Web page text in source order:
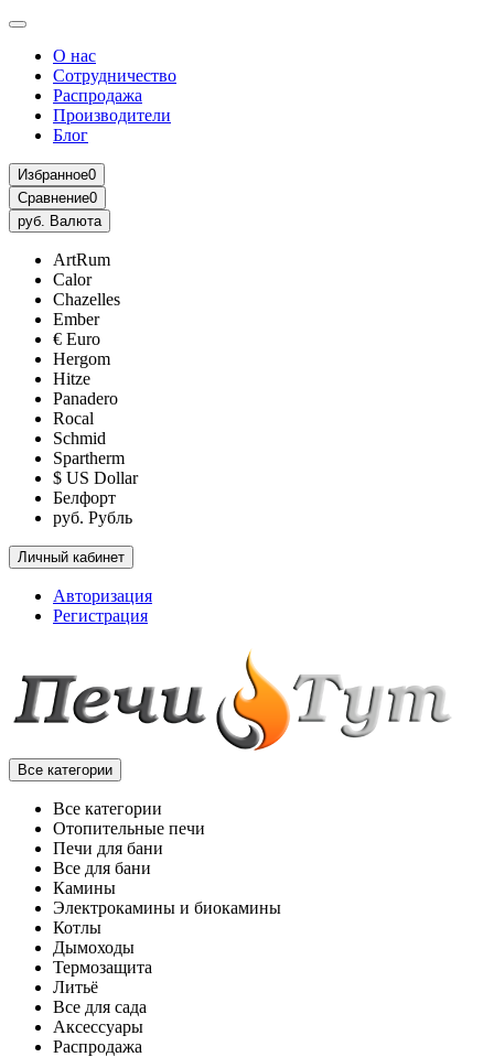
О нас
Сотрудничество
Распродажа
Производители
Блог
Избранное0
Сравнение0
руб. Валюта
ArtRum
Calor
Chazelles
Ember
€ Euro
Hergom
Hitze
Panadero
Rocal
Schmid
Spartherm
$ US Dollar
Белфорт
руб. Рубль
Личный кабинет
Авторизация
Регистрация
Все категории
Все категории
Отопительные печи
Печи для бани
Все для бани
Камины
Электрокамины и биокамины
Котлы
Дымоходы
Термозащита
Литьё
Все для сада
Аксессуары
Распродажа